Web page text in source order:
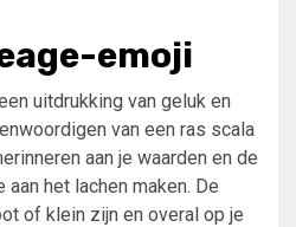
emoji
uitdrukking van geluk en
van een ras scala
aan je waarden en de
het lachen maken. De
of klein zijn en overal op je